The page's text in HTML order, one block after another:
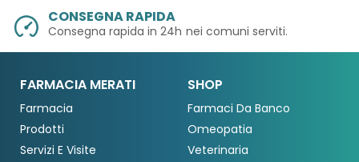
CONSEGNA RAPIDA
Consegna rapida in 24h nei comuni serviti.
FARMACIA MERATI
Farmacia
Prodotti
Servizi E Visite
SHOP
Farmaci Da Banco
Omeopatia
Veterinaria